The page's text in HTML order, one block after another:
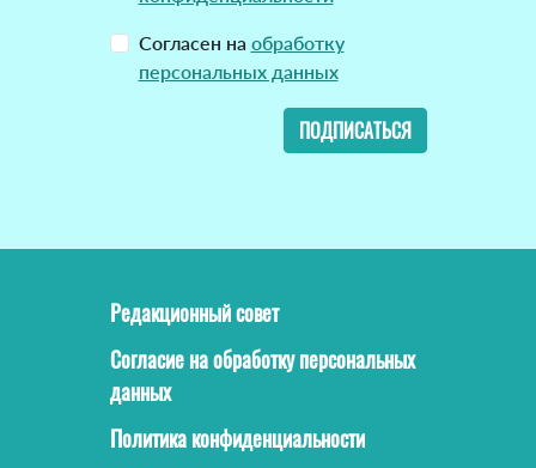
Согласен на обработку
персональных данных
ПОДПИСАТЬСЯ
Редакционный совет
Согласие на обработку персональных
данных
Политика конфиденциальности